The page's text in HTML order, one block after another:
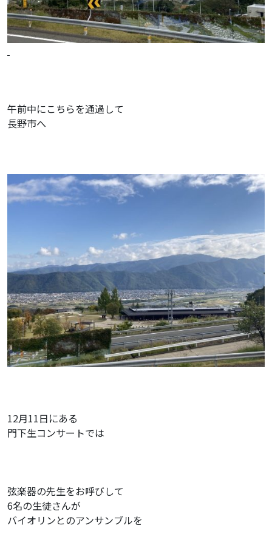
午前中にこちらを通過して
長野市へ
12月11日にある
門下生コンサートでは
弦楽器の先生をお呼びして
6名の生徒さんが
バイオリンとのアンサンブルを